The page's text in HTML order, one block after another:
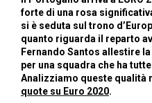
forte di una rosa
si è seduta sul trono
quanto riguarda il reparto
Fernando Santos allestire
per una squadra che ha
Analizziamo queste qualità
quote su Euro 2020.